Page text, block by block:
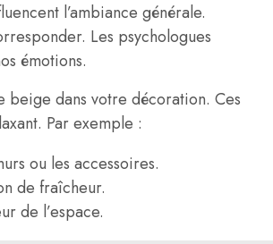
l’ambiance générale.
Les psychologues
émotions.
dans votre décoration. Ces
Par exemple :
ou les accessoires.
de fraîcheur.
de l’espace.